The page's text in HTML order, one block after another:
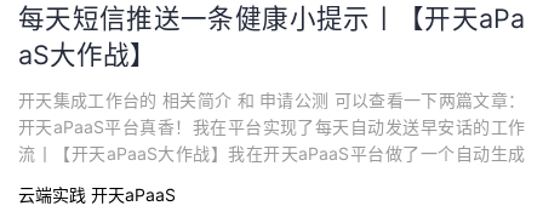
每天短信推送一条健康小提示丨【开天aPa
aS大作战】
开天集成工作台的 相关简介 和 申请公测 可以查看一下两篇文章：
开天aPaaS平台真香！我在平台实现了每天自动发送早安话的工作
流丨【开天aPaaS大作战】我在开天aPaaS平台做了一个自动生成
的具体操作步骤： 从创建流模板如图所示，在集成工作台的首页
云端实践 开天aPaaS